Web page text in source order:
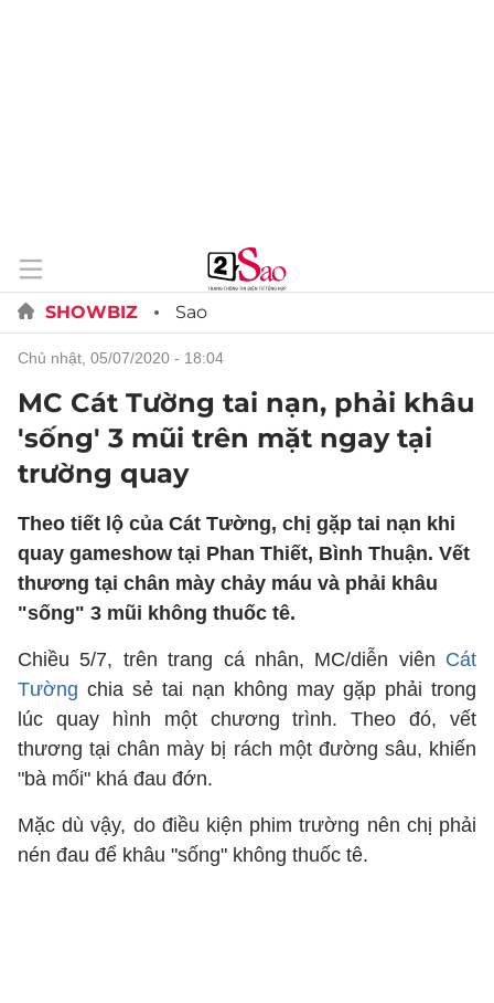
SHOWBIZ Sao
chủ nhật, 05/07/2020 - 18:04
MC Cát Tường tai nạn, phải khâu
'sống' 3 mũi trên mặt ngay tại
trường quay
Theo tiết lộ của Cát Tường, chị gặp tai nạn khi
quay gameshow tại Phan Thiết, Bình Thuận. Vết
thương tại chân mày chảy máu và phải khâu
"sống" 3 mũi không thuốc tê.
Chiều 5/7, trên trang cá nhân, MC/diễn viên Cát
Tường chia sẻ tai nạn không may gặp phải trong
lúc quay hình một chương trình. Theo đó, vết
thương tại chân mày bị rách một đường sâu, khiến
"bà mối" khá đau đớn.
Mặc dù vậy, do điều kiện phim trường nên chị phải
nén đau để khâu "sống" không thuốc tê.